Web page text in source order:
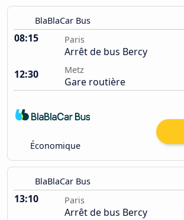
BlaBlaCar Bus
08:15 Paris
Arrêt de bus Bercy
12:30
Metz
Gare routière
Économique
BlaBlaCar Bus
13:10 Paris
Arrêt de bus Bercy